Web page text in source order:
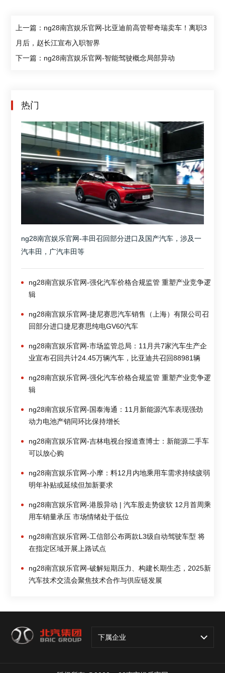
上一篇：ng28南宫娱乐官网-比亚迪前高管帮奇瑞卖车！离职3
月后，赵长江宣布入职智界
下一篇：ng28南宫娱乐官网-智能驾驶概念局部异动
热门
ng28南宫娱乐官网-丰田召回部分进口及国产汽车，涉及一
汽丰田，广汽丰田等
ng28南宫娱乐官网-强化汽车价格合规监管 重塑产业竞争逻
辑
ng28南宫娱乐官网-捷尼赛思汽车销售（上海）有限公司召
回部分进口捷尼赛思纯电GV60汽车
ng28南宫娱乐官网-市场监管总局：11月共7家汽车生产企
业宣布召回共计24.45万辆汽车，比亚迪共召回88981辆
ng28南宫娱乐官网-强化汽车价格合规监管 重塑产业竞争逻
辑
ng28南宫娱乐官网-国泰海通：11月新能源汽车表现强劲
动力电池产销同环比保持增长
ng28南宫娱乐官网-吉林电视台报道查博士：新能源二手车
可以放心购
ng28南宫娱乐官网-小摩：料12月内地乘用车需求持续疲弱
明年补贴或延续但加新要求
ng28南宫娱乐官网-港股异动 | 汽车股走势疲软 12月首周乘
用车销量承压 市场情绪处于低位
ng28南宫娱乐官网-工信部公布两款L3级自动驾驶车型 将
在指定区域开展上路试点
ng28南宫娱乐官网-破解短期压力、构建长期生态，2025新
汽车技术交流会聚焦技术合作与供应链发展
下属企业